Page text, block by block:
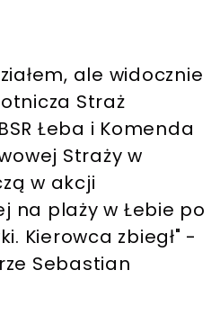
ale widocznie
Straż
Łeba i Komenda
Straży w
w akcji
na plaży w Łebie po
Kierowca zbiegł" -
Sebastian